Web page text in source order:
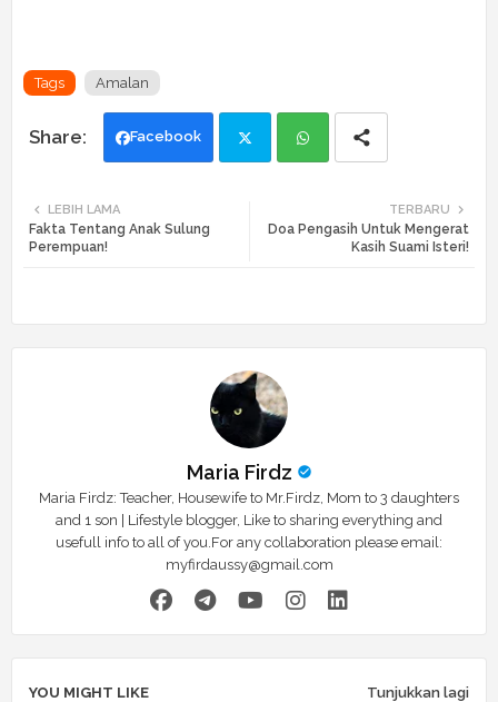
Tags Amalan
Facebook
ats
TERBARU
Doa Pengasih Untuk Mengerat
Kasih Suami Isteri!
LEBIH LAMA
Fakta Tentang Anak Sulung
Perempuan!
Maria Firdz
Maria Firdz: Teacher, Housewife to Mr.Firdz, Mom to 3 daughters
and 1 son | Lifestyle blogger, Like to sharing everything and
usefull info to all of you.For any collaboration please email:
myfirdaussy@gmail.com
YOU MIGHT LIKE Tunjukkan lagi